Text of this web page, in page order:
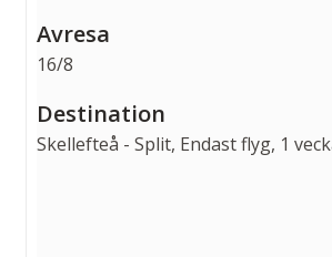
16/8
Skellefteå - Split, Endast flyg, 1